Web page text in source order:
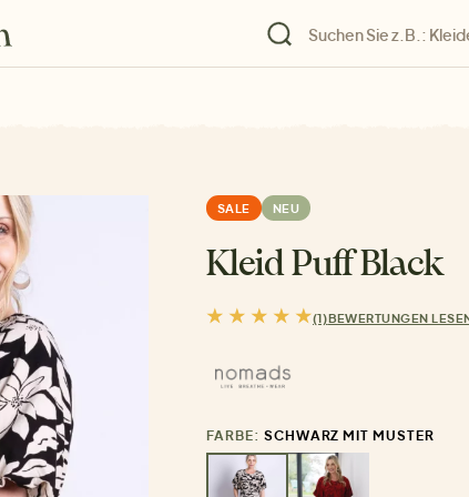
SALE NEU
Kleid Puff Black
(1)BEWERTUNGEN
FARBE: SCHWARZ MIT MUSTER